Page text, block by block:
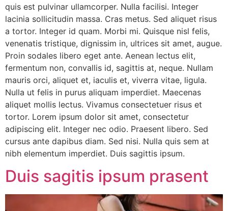
quis est pulvinar ullamcorper. Nulla facilisi. Integer
lacinia sollicitudin massa. Cras metus. Sed aliquet risus
a tortor. Integer id quam. Morbi mi. Quisque nisl felis,
venenatis tristique, dignissim in, ultrices sit amet, augue.
Proin sodales libero eget ante. Aenean lectus elit,
fermentum non, convallis id, sagittis at, neque. Nullam
mauris orci, aliquet et, iaculis et, viverra vitae, ligula.
Nulla ut felis in purus aliquam imperdiet. Maecenas
aliquet mollis lectus. Vivamus consectetuer risus et
tortor. Lorem ipsum dolor sit amet, consectetur
adipiscing elit. Integer nec odio. Praesent libero. Sed
cursus ante dapibus diam. Sed nisi. Nulla quis sem at
nibh elementum imperdiet. Duis sagittis ipsum.
Duis sagitis ipsum prasent